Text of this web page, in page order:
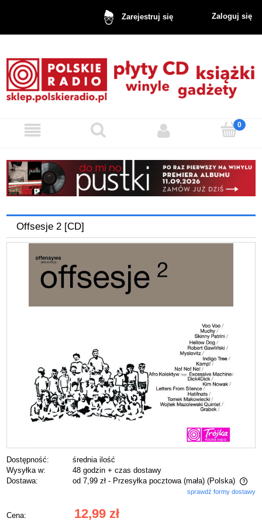
Zarejestruj się Zaloguj się
Offsesje 2 [CD]
Dostępność:
średnia ilość
Wysyłka w:
48 godzin + czas dostawy
Dostawa:
od 7,99 zł - Przesyłka pocztowa (mała) (Polska)
Cena nie zawiera ewentualnych kosztów płatnościsprawdź formy dostawy
Cena: 12,99 zł